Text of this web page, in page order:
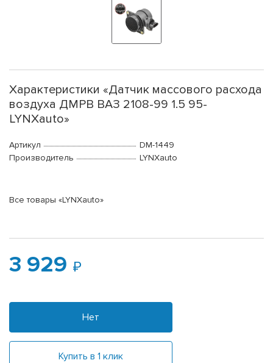
Характеристики «Датчик массового расхода
воздуха ДМРВ ВАЗ 2108-99 1.5 95-
LYNXauto»
Артикул
DM-1449
Производитель
LYNXauto
Все товары «LYNXauto»
3 929
Нет
Купить в 1 клик